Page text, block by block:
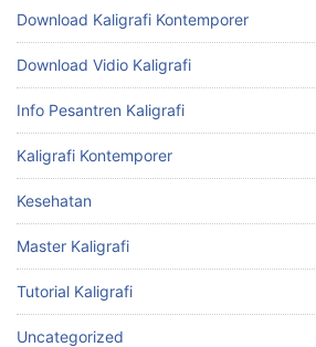
Download Kaligrafi Kontemporer
Download Vidio Kaligrafi
Info Pesantren Kaligrafi
Kaligrafi Kontemporer
Kesehatan
Master Kaligrafi
Tutorial Kaligrafi
Uncategorized